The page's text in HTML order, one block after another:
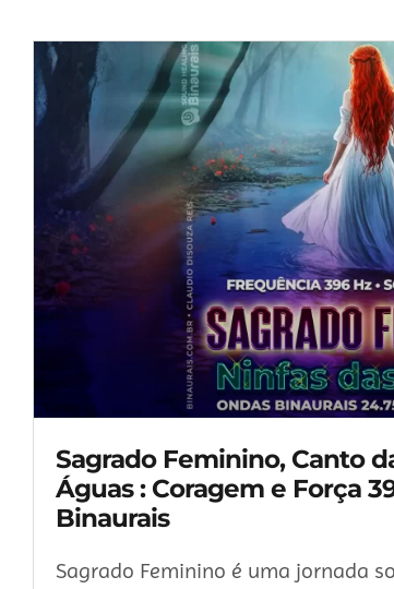
Sagrado Feminino, Canto
Águas : Coragem e Força
Binaurais
Sagrado Feminino é uma jornada